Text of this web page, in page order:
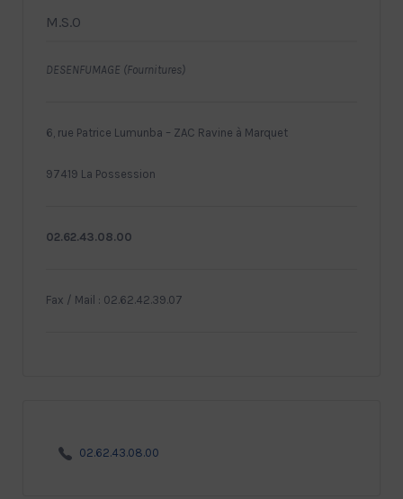
M.S.O
DESENFUMAGE (Fournitures)
6, rue Patrice Lumunba – ZAC Ravine à Marquet
97419 La Possession
02.62.43.08.00
Fax / Mail : 02.62.42.39.07
02.62.43.08.00